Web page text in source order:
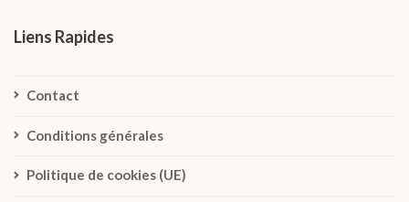
Liens Rapides
Contact
Conditions générales
Politique de cookies (UE)